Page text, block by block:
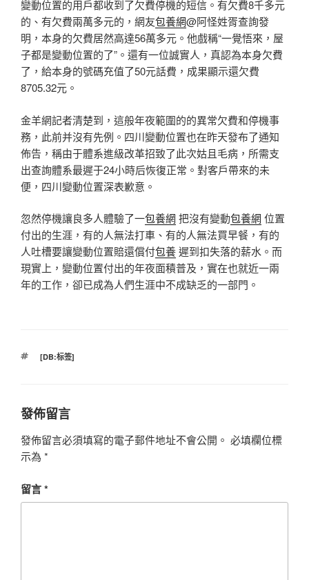
變動位置的用戶都收到了欠費停機的短信。有欠費8千多元
的、有欠費兩萬多元的，網友包養網@阿怪姓胥查詢發
明，本身的欠費居然高達56萬多元。他戲稱“一覺悟來，屋
子都是變動位置的了”。還有一位誠實人，真認為本身欠費
了，給本身的號碼充值了50元話費，成果顯示還欠費
8705.32元。
金羊網記者清楚到，這般年夜範圍的的異常欠費和停機事
務，此前并沒有先例。四川變動位置也在昨天發布了通知
佈告，稱由于體系進級改革招致了此次姑且毛病，所需支
出查詢體系最遲于24小時后恢復正常。對客戶帶來的未
便，四川變動位置深表歉意。
忽然停機讓良多人體驗了一包養網 把沒有變動包養網 位置
付出的生涯，有的人無法打車、有的人無法買早餐，有的
人吐槽要讓變動位置賠還償付包養遲到扣失落的薪水。而
現實上，變動位置付出的年夜面積普及，實在也就近一兩
年的工作，卻已成為人們生涯中不成缺乏的一部門。
標
[DB:标签]
發佈留言
發佈留言必須填寫的電子郵件地址不會公開。 必填欄位標
示為 *
留言*